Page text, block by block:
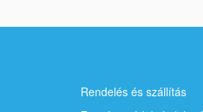
Rendelés és szállítás